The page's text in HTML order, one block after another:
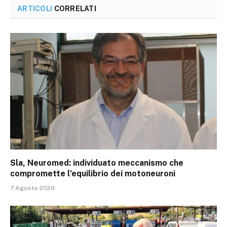
ARTICOLI CORRELATI
Sla, Neuromed: individuato meccanismo che
compromette l’equilibrio dei motoneuroni
7 Agosto 2026